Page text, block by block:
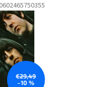
€29,49
–10 %
0602465750355